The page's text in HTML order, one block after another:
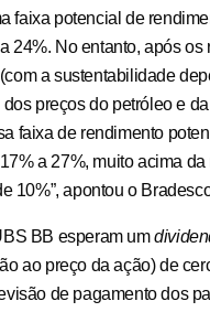
faixa potencial de
24%. No entanto, após os
a sustentabilidade
preços do petróleo e
faixa de rendimento
a 27%, muito acima da
10%”, apontou o
BB esperam um
ao preço da ação) de
de pagamento dos